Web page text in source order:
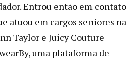
Entrou então em contato
atuou em cargos seniores na
Taylor e Juicy Couture
uma plataforma de